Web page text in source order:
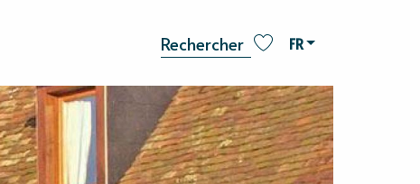
Recherche
FR